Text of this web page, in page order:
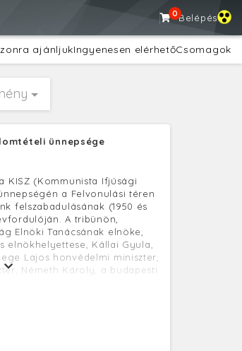
0Belépés
ajánljukIngyenesen elérhetőCsomagok
ünnepsége
KISZ (Kommunista Ifjúsági
a Felvonulási téren
felszabadulásának (1950 és
A tribünön,
Elnöki Tanácsának elnöke,
elnökhelyettese, Kállai Gyula,
Lajos honvédelmi miniszter,
Németh Károly, a budapesti
Méhes Lajos, a KISZ KB első